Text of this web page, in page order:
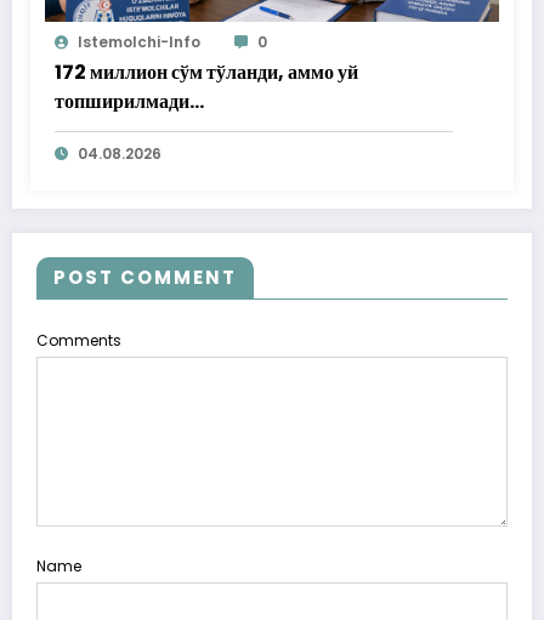
Istemolchi-Info 0
172 миллион сўм тўланди, аммо уй
топширилмади…
04.08.2026
POST COMMENT
Comments
Name